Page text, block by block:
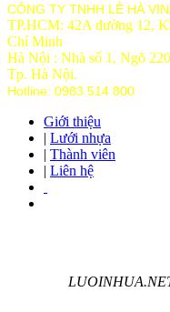
CÔNG TY TNHH LÊ HÀ
TP.HCM: 42A đường 12,
Chí Minh
Hà Nội : Nhà số 1, Ngõ
Tp. Hà Nội.
Hotline: 0983 514 800
Giới thiệu
| Lưới nhựa
| Thành viên
| Liên hệ